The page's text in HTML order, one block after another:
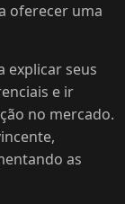
oferecer uma
explicar seus
e ir
no mercado.
as